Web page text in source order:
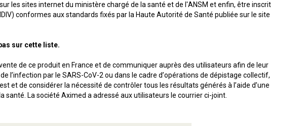
les sites internet du ministère chargé de la santé et de l'ANSM et enfin, être inscrit
conformes aux standards fixés par la Haute Autorité de Santé publiée sur le site
sur cette liste.
de ce produit en France et de communiquer auprès des utilisateurs afin de leur
l’infection par le SARS-CoV-2 ou dans le cadre d’opérations de dépistage collectif,
et de considérer la nécessité de contrôler tous les résultats générés à l’aide d’une
La société Aximed a adressé aux utilisateurs le courrier ci-joint.